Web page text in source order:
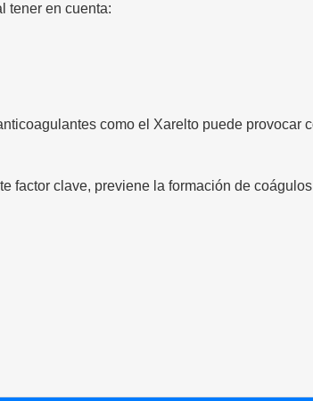
tener en cuenta:
como el Xarelto puede provocar
factor clave, previene la formación de